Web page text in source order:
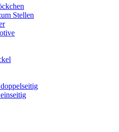
Stellen